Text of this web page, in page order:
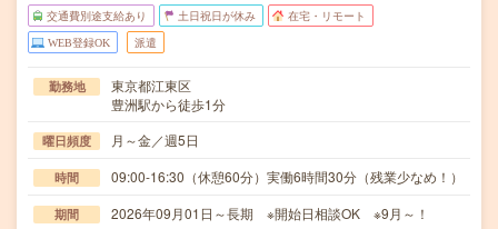
交通費別途支給あり 土日祝日が休み 在宅・リモート
WEB登録OK 派遣
勤務地
東京都江東区
豊洲駅から徒歩1分
曜日頻度 月～金／週5日
時間 09:00-16:30（休憩60分）実働6時間30分（残業少なめ！）
期間 2026年09月01日～長期 ※開始日相談OK ※9月～！